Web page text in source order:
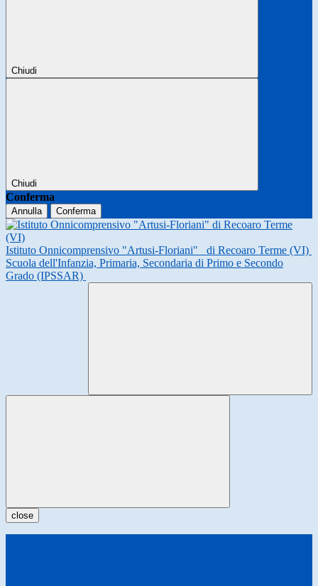
Chiudi
Chiudi
Conferma
Annulla Conferma
Istituto Onnicomprensivo "Artusi-Floriani"
di Recoaro Terme (VI)
Scuola dell'Infanzia, Primaria, Secondaria di Primo e Secondo
Grado (IPSSAR)
close